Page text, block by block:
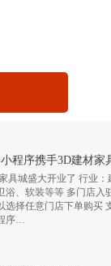
程序携手3D建材家
具城盛大开业了 行业：
浴、软装等等 多门店入
选择任意门店下单购买
序…